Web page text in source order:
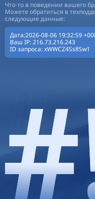
Что-то в поведении вашего
Можете обратиться в
следующие данные:
Дата:2026-08-06 19:32:59
Ваш IP:216.73.216.243
ID запроса:xWWCZ4Ss8Sw1